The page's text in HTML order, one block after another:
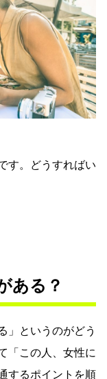
す。どうすればい
ある？
」というのがどう
「この人、女性に
するポイントを順